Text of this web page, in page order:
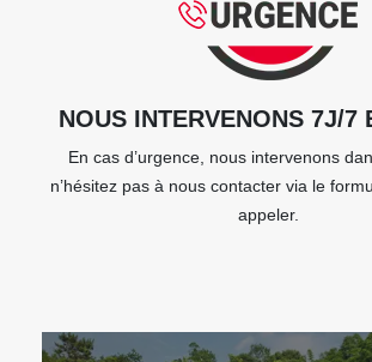
NOUS INTERVENONS 7J/7
En cas d’urgence, nous intervenons
n’hésitez pas à nous contacter via le
appeler.